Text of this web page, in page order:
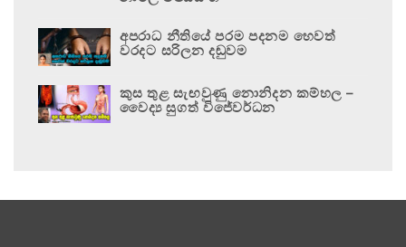
අපරාධ නීතියේ පරම පදනම හෙවත්
වරදට සරිලන දඬුවම
කුස තුළ සැඟවුණු නොනිදන කම්හල –
වෛද්‍ය සුගත් විජේවර්ධන